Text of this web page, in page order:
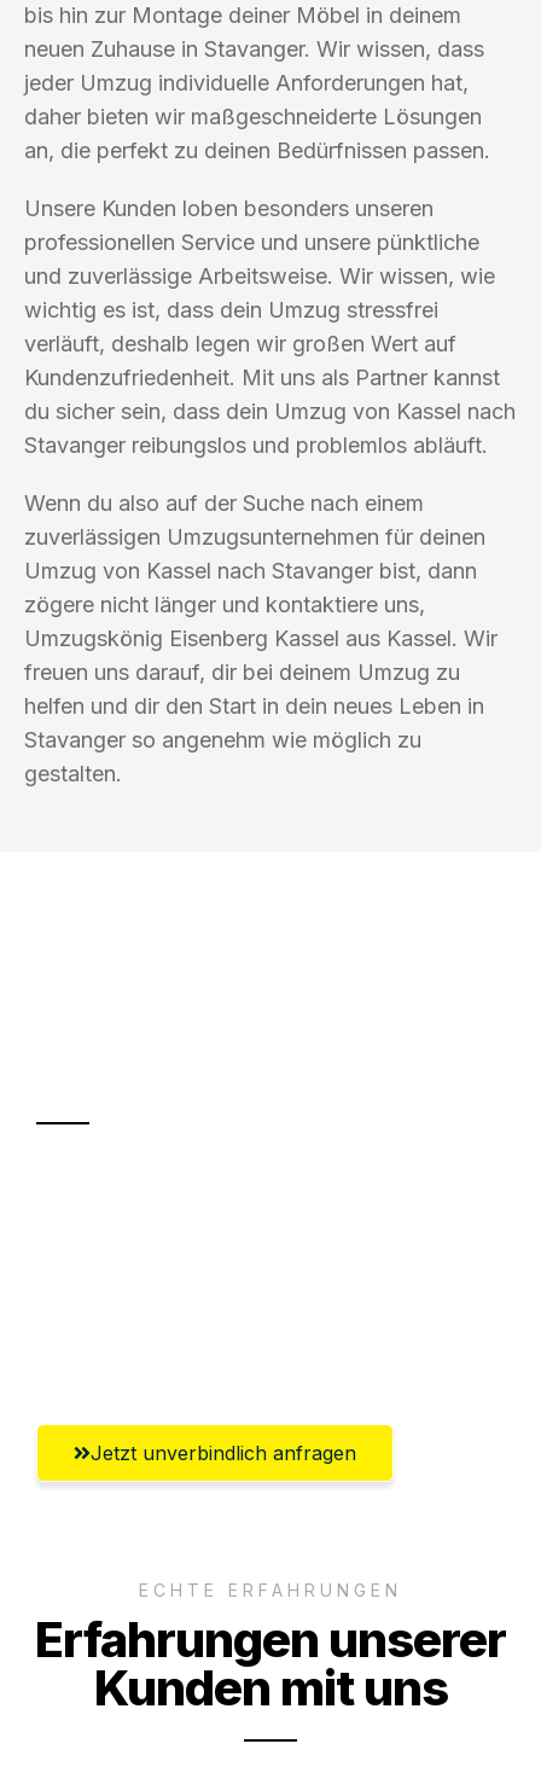
bis hin zur Montage deiner Möbel in deinem
neuen Zuhause in Stavanger. Wir wissen, dass
jeder Umzug individuelle Anforderungen hat,
daher bieten wir maßgeschneiderte Lösungen
an, die perfekt zu deinen Bedürfnissen passen.
Unsere Kunden loben besonders unseren
professionellen Service und unsere pünktliche
und zuverlässige Arbeitsweise. Wir wissen, wie
wichtig es ist, dass dein Umzug stressfrei
verläuft, deshalb legen wir großen Wert auf
Kundenzufriedenheit. Mit uns als Partner kannst
du sicher sein, dass dein Umzug von Kassel nach
Stavanger reibungslos und problemlos abläuft.
Wenn du also auf der Suche nach einem
zuverlässigen Umzugsunternehmen für deinen
Umzug von Kassel nach Stavanger bist, dann
zögere nicht länger und kontaktiere uns,
Umzugskönig Eisenberg Kassel aus Kassel. Wir
freuen uns darauf, dir bei deinem Umzug zu
helfen und dir den Start in dein neues Leben in
Stavanger so angenehm wie möglich zu
gestalten.
Jetzt unverbindlich anfragen
ECHTE ERFAHRUNGEN
Erfahrungen unserer
Kunden mit uns